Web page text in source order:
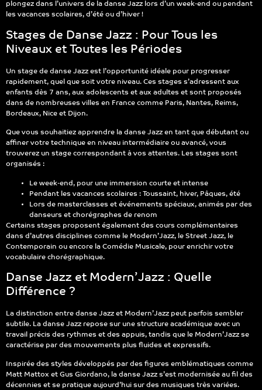
plongez dans l’univers de la danse Jazz lors d’un week-end ou pendant
les vacances scolaires, d’été ou d’hiver !
Stages de Danse Jazz : Pour Tous les
Niveaux et Toutes les Périodes
Un stage de danse Jazz est l’opportunité idéale pour progresser
rapidement, quel que soit votre niveau. Ces stages s’adressent aux
enfants dès 7 ans, aux adolescents et aux adultes et sont proposés
dans de nombreuses villes en France comme Paris, Nantes, Reims,
Bordeaux, Nice et Dijon.
Que vous souhaitiez apprendre la danse Jazz en tant que débutant ou
affiner votre technique en niveau intermédiaire ou avancé, vous
trouverez un stage correspondant à vos attentes. Les stages sont
organisés :
Le week-end, pour une immersion courte et intense
Pendant les vacances scolaires : Toussaint, hiver, Pâques, été
Lors de masterclasses et événements spéciaux, animés par des
danseurs et chorégraphes de renom
Certains stages proposent également des cours complémentaires
dans d’autres disciplines comme le Modern’Jazz, le Street Jazz, le
Contemporain ou encore la Comédie Musicale, pour enrichir votre
vocabulaire chorégraphique.
Danse Jazz et Modern’Jazz : Quelle
Différence ?
La distinction entre danse Jazz et Modern’Jazz peut parfois sembler
subtile. La danse Jazz repose sur une structure académique avec un
travail précis des rythmes et des appuis, tandis que le Modern’Jazz se
caractérise par des mouvements plus fluides et expressifs.
Inspirée des styles développés par des figures emblématiques comme
Matt Mattox et Gus Giordano, la danse Jazz s’est modernisée au fil des
décennies et se pratique aujourd’hui sur des musiques très variées.